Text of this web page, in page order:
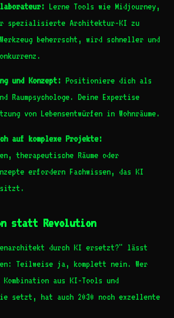
Lerne Tools wie Midjourney,
spezialisierte Architektur-KI zu
beherrscht, wird schneller und
und Konzept: Positioniere dich als
Raumpsychologe. Deine Expertise
von Lebensentwürfen in Wohnräume.
auf komplexe Projekte:
therapeutische Räume oder
erfordern Fachwissen, das KI
statt Revolution
durch KI ersetzt?" lässt
Teilweise ja, komplett nein. Wer
aus KI-Tools und
setzt, hat auch 2030 noch exzellente